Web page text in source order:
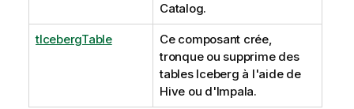
Catalog.
tIcebergTable
Ce composant crée,
tronque ou supprime des
tables Iceberg à l'aide de
Hive ou d'Impala.